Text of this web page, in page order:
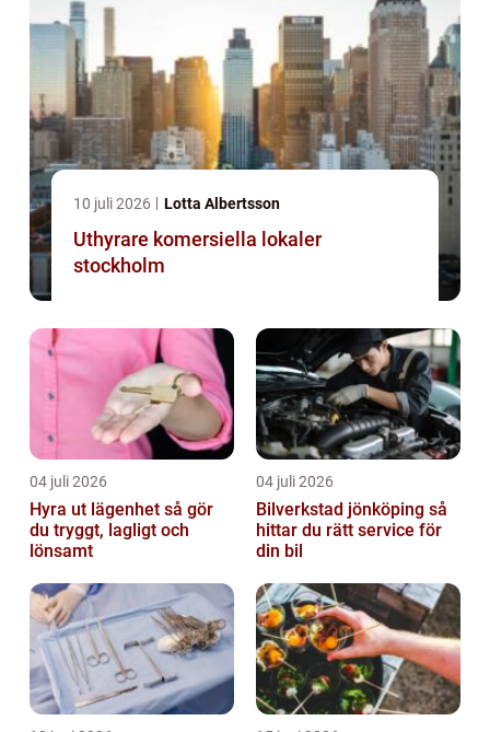
10 juli 2026 Lotta Albertsson
Uthyrare komersiella lokaler
stockholm
04 juli 2026
Hyra ut lägenhet så gör
du tryggt, lagligt och
lönsamt
04 juli 2026
Bilverkstad jönköping så
hittar du rätt service för
din bil